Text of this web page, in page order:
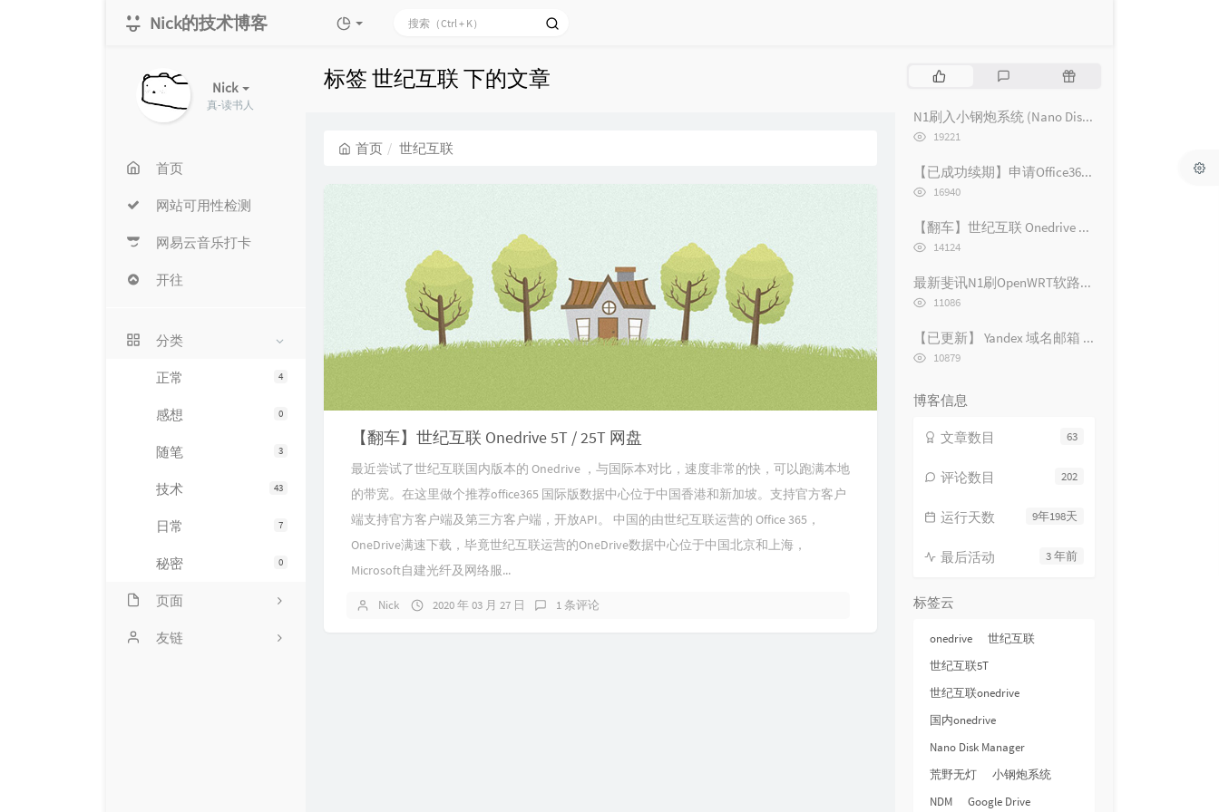
Nick的技术博客
Nick
真-读书人
首页
网站可用性检测
网易云音乐打卡
开往
分类
4
正常
0
感想
3
随笔
43
技术
7
日常
0
秘密
页面
友链！
友链
标签 世纪互联 下的文章
首页 世纪互联
【翻车】世纪互联 Onedrive 5T / 25T 网盘
最近尝试了世纪互联国内版本的 Onedrive ，与国际本对比，速度非常的快，可以跑满本地
的带宽。在这里做个推荐office365 国际版数据中心位于中国香港和新加坡。支持官方客户
端支持官方客户端及第三方客户端，开放API。 中国的由世纪互联运营的 Office 365，
OneDrive满速下载，毕竟世纪互联运营的OneDrive数据中心位于中国北京和上海，
Microsoft自建光纤及网络服...
Nick 2020 年 03 月 27 日 1 条评论
文
章
评
随
文N1刷入小钢炮系统 (Nano Disk Manager) - 荒野无灯
浏
次
数:
19221
【已成功续期】申请Office365 E5 开发者订阅并无限续期
浏
次
数:
16940
【翻车】世纪互联 Onedrive 5T / 25T 网盘
浏
次
数:
14124
最新斐讯N1刷OpenWRT软路由系统 超详细教程！N1主路由+旁路由设置/N1刷路由器
浏
次
数:
11086
【已更新】 Yandex 域名邮箱 (Yandex Connect) 的注册与使用教程
浏
数:
10879
博客信息
63
文章数目
202
评论数目
9年198天
运行天数
3 年前
最后活动
标签云
onedrive
世纪互联
世纪互联5T
世纪互联onedrive
国内onedrive
Nano Disk Manager
荒野无灯
小钢炮系统
NDM
Google Drive